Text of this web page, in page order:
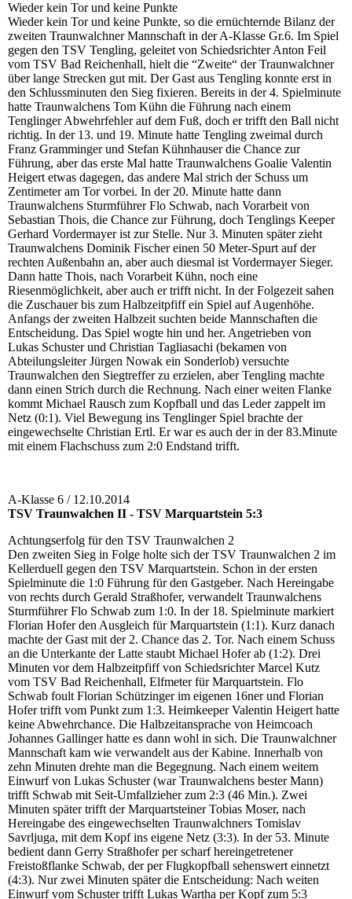
Wieder kein Tor und keine Punkte
Wieder kein Tor und keine Punkte, so die ernüchternde Bilanz der
zweiten Traunwalchner Mannschaft in der A-Klasse Gr.6. Im Spiel
gegen den TSV Tengling, geleitet von Schiedsrichter Anton Feil
vom TSV Bad Reichenhall, hielt die “Zweite“ der Traunwalchner
über lange Strecken gut mit. Der Gast aus Tengling konnte erst in
den Schlussminuten den Sieg fixieren. Bereits in der 4. Spielminute
hatte Traunwalchens Tom Kühn die Führung nach einem
Tenglinger Abwehrfehler auf dem Fuß, doch er trifft den Ball nicht
richtig. In der 13. und 19. Minute hatte Tengling zweimal durch
Franz Gramminger und Stefan Kühnhauser die Chance zur
Führung, aber das erste Mal hatte Traunwalchens Goalie Valentin
Heigert etwas dagegen, das andere Mal strich der Schuss um
Zentimeter am Tor vorbei. In der 20. Minute hatte dann
Traunwalchens Sturmführer Flo Schwab, nach Vorarbeit von
Sebastian Thois, die Chance zur Führung, doch Tenglings Keeper
Gerhard Vordermayer ist zur Stelle. Nur 3. Minuten später zieht
Traunwalchens Dominik Fischer einen 50 Meter-Spurt auf der
rechten Außenbahn an, aber auch diesmal ist Vordermayer Sieger.
Dann hatte Thois, nach Vorarbeit Kühn, noch eine
Riesenmöglichkeit, aber auch er trifft nicht. In der Folgezeit sahen
die Zuschauer bis zum Halbzeitpfiff ein Spiel auf Augenhöhe.
Anfangs der zweiten Halbzeit suchten beide Mannschaften die
Entscheidung. Das Spiel wogte hin und her. Angetrieben von
Lukas Schuster und Christian Tagliasachi (bekamen von
Abteilungsleiter Jürgen Nowak ein Sonderlob) versuchte
Traunwalchen den Siegtreffer zu erzielen, aber Tengling machte
dann einen Strich durch die Rechnung. Nach einer weiten Flanke
kommt Michael Rausch zum Kopfball und das Leder zappelt im
Netz (0:1). Viel Bewegung ins Tenglinger Spiel brachte der
eingewechselte Christian Ertl. Er war es auch der in der 83.Minute
mit einem Flachschuss zum 2:0 Endstand trifft.
A-Klasse 6 / 12.10.2014
TSV Traunwalchen II - TSV Marquartstein 5:3
Achtungserfolg für den TSV Traunwalchen 2
Den zweiten Sieg in Folge holte sich der TSV Traunwalchen 2 im
Kellerduell gegen den TSV Marquartstein. Schon in der ersten
Spielminute die 1:0 Führung für den Gastgeber. Nach Hereingabe
von rechts durch Gerald Straßhofer, verwandelt Traunwalchens
Sturmführer Flo Schwab zum 1:0. In der 18. Spielminute markiert
Florian Hofer den Ausgleich für Marquartstein (1:1). Kurz danach
machte der Gast mit der 2. Chance das 2. Tor. Nach einem Schuss
an die Unterkante der Latte staubt Michael Hofer ab (1:2). Drei
Minuten vor dem Halbzeitpfiff von Schiedsrichter Marcel Kutz
vom TSV Bad Reichenhall, Elfmeter für Marquartstein. Flo
Schwab foult Florian Schützinger im eigenen 16ner und Florian
Hofer trifft vom Punkt zum 1:3. Heimkeeper Valentin Heigert hatte
keine Abwehrchance. Die Halbzeitansprache von Heimcoach
Johannes Gallinger hatte es dann wohl in sich. Die Traunwalchner
Mannschaft kam wie verwandelt aus der Kabine. Innerhalb von
zehn Minuten drehte man die Begegnung. Nach einem weitem
Einwurf von Lukas Schuster (war Traunwalchens bester Mann)
trifft Schwab mit Seit-Umfallzieher zum 2:3 (46 Min.). Zwei
Minuten später trifft der Marquartsteiner Tobias Moser, nach
Hereingabe des eingewechselten Traunwalchners Tomislav
Savrljuga, mit dem Kopf ins eigene Netz (3:3). In der 53. Minute
bedient dann Gerry Straßhofer per scharf hereingetretener
Freistoßflanke Schwab, der per Flugkopfball sehenswert einnetzt
(4:3). Nur zwei Minuten später die Entscheidung: Nach weiten
Einwurf vom Schuster trifft Lukas Wartha per Kopf zum 5:3